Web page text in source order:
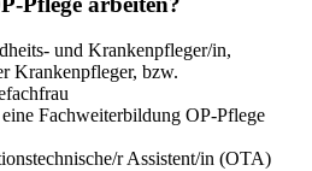
und Krankenpfleger/in,
Krankenpfleger, bzw.
Fachweiterbildung OP-Pflege
r Assistent/in (OTA)